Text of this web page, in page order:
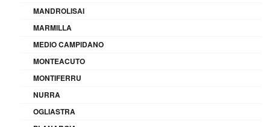
MANDROLISAI
MARMILLA
MEDIO CAMPIDANO
MONTEACUTO
MONTIFERRU
NURRA
OGLIASTRA